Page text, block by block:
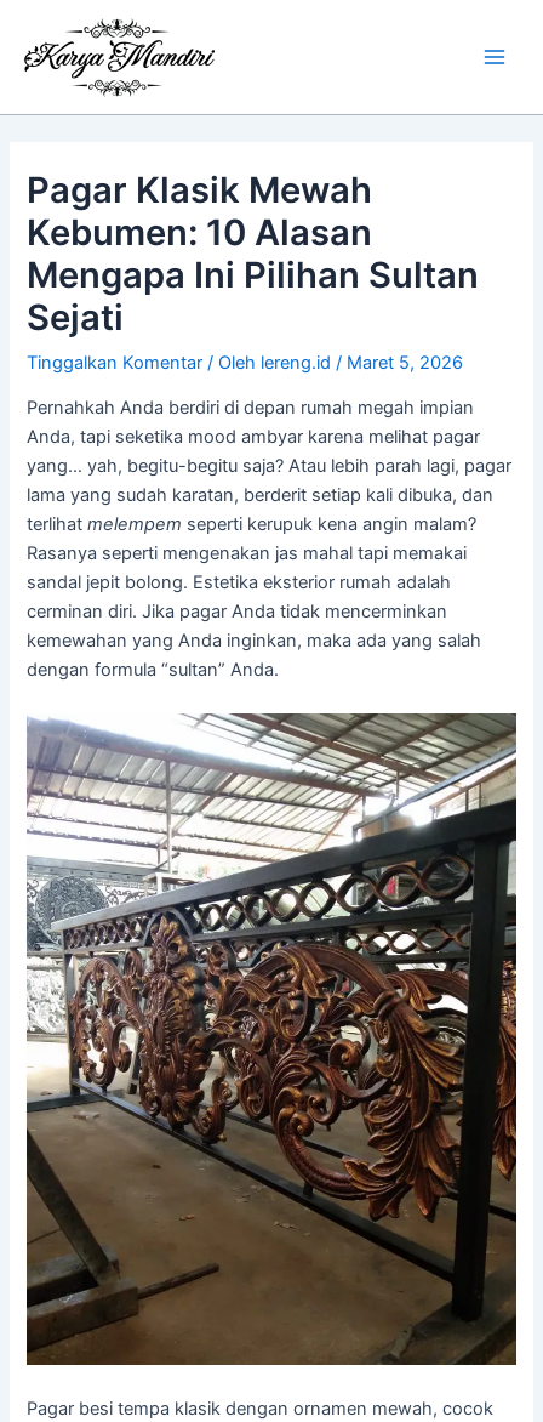
konten
Pagar Klasik Mewah
Kebumen: 10 Alasan
Mengapa Ini Pilihan Sultan
Sejati
Tinggalkan Komentar / Oleh lereng.id/ Maret 5, 2026
Pernahkah Anda berdiri di depan rumah megah impian
Anda, tapi seketika mood ambyar karena melihat pagar
yang… yah, begitu-begitu saja? Atau lebih parah lagi, pagar
lama yang sudah karatan, berderit setiap kali dibuka, dan
terlihatmelempem seperti kerupuk kena angin malam?
Rasanya seperti mengenakan jas mahal tapi memakai
sandal jepit bolong. Estetika eksterior rumah adalah
cerminan diri. Jika pagar Anda tidak mencerminkan
kemewahan yang Anda inginkan, maka ada yang salah
dengan formula “sultan” Anda.
Pagar besi tempa klasik dengan ornamen mewah, cocok